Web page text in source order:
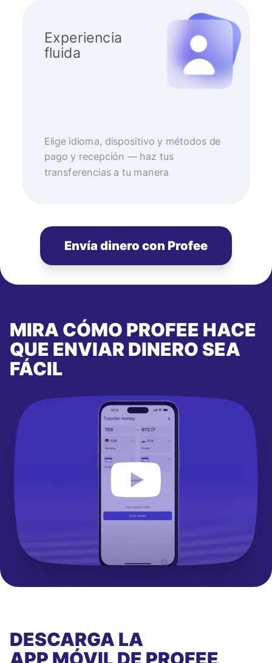
Experiencia
fluida
Elige idioma, dispositivo y métodos de
pago y recepción — haz tus
transferencias a tu manera
Envía dinero con Profee
MIRA CÓMO PROFEE HACE
QUE ENVIAR DINERO SEA
FÁCIL
DESCARGA LA
APP MÓVILDE PROFEE